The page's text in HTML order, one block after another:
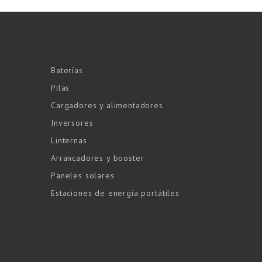
Baterías
Pilas
Cargadores y alimentadores
Inversores
Linternas
Arrancadores y booster
Paneles solares
Estaciones de energía portátiles